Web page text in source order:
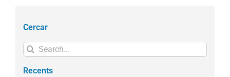
Cercar
Search
for:
Recents